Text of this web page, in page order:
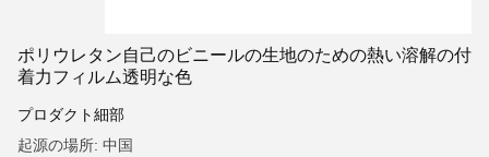
ポリウレタン自己のビニールの生地のための熱い溶解の付
着力フィルム透明な色
プロダクト細部
起源の場所: 中国